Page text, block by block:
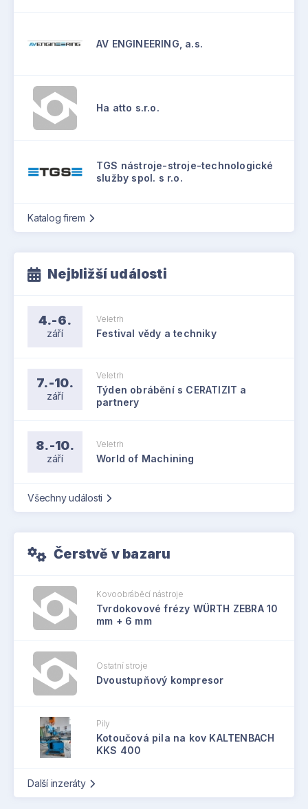
AV ENGINEERING, a.s.
Ha atto s.r.o.
TGS nástroje-stroje-technologické
služby spol. s r.o.
Katalog firem
Nejbližší události
4.-6.
září
Veletrh
Festival vědy a techniky
7.-10.
září
Veletrh
Týden obrábění s CERATIZIT a
partnery
8.-10.
září
Veletrh
World of Machining
Všechny události
Čerstvě v bazaru
Kovoobráběcí nástroje
Tvrdokovové frézy WÜRTH ZEBRA 10
mm + 6 mm
Ostatní stroje
Dvoustupňový kompresor
Pily
Kotoučová pila na kov KALTENBACH
KKS 400
Další inzeráty